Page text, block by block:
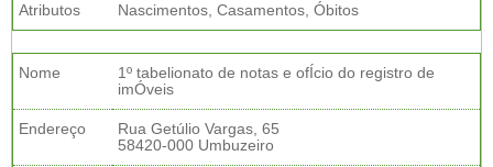
Atributos Nascimentos, Casamentos, Óbitos
Nome
1º tabelionato de notas e ofÍcio do registro de
imÓveis
Endereço
Rua Getúlio Vargas, 65
58420-000 Umbuzeiro